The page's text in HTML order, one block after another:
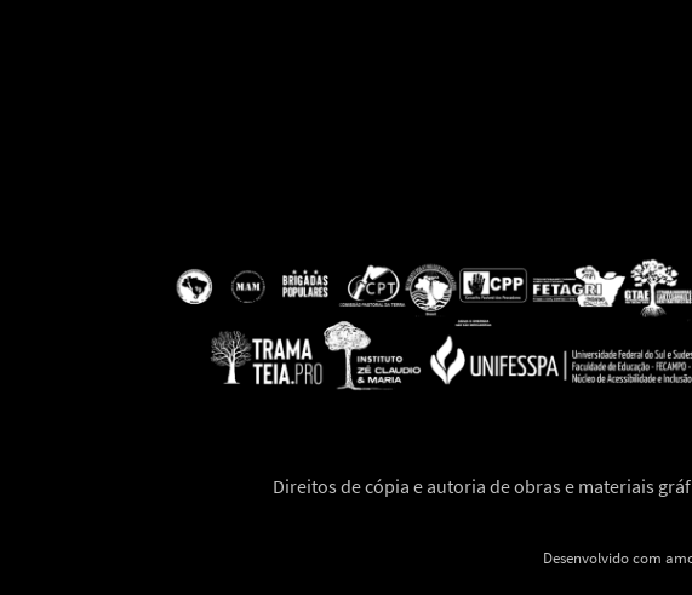
Direitos de cópia e autoria de obras e materiais
Desenvolvido com